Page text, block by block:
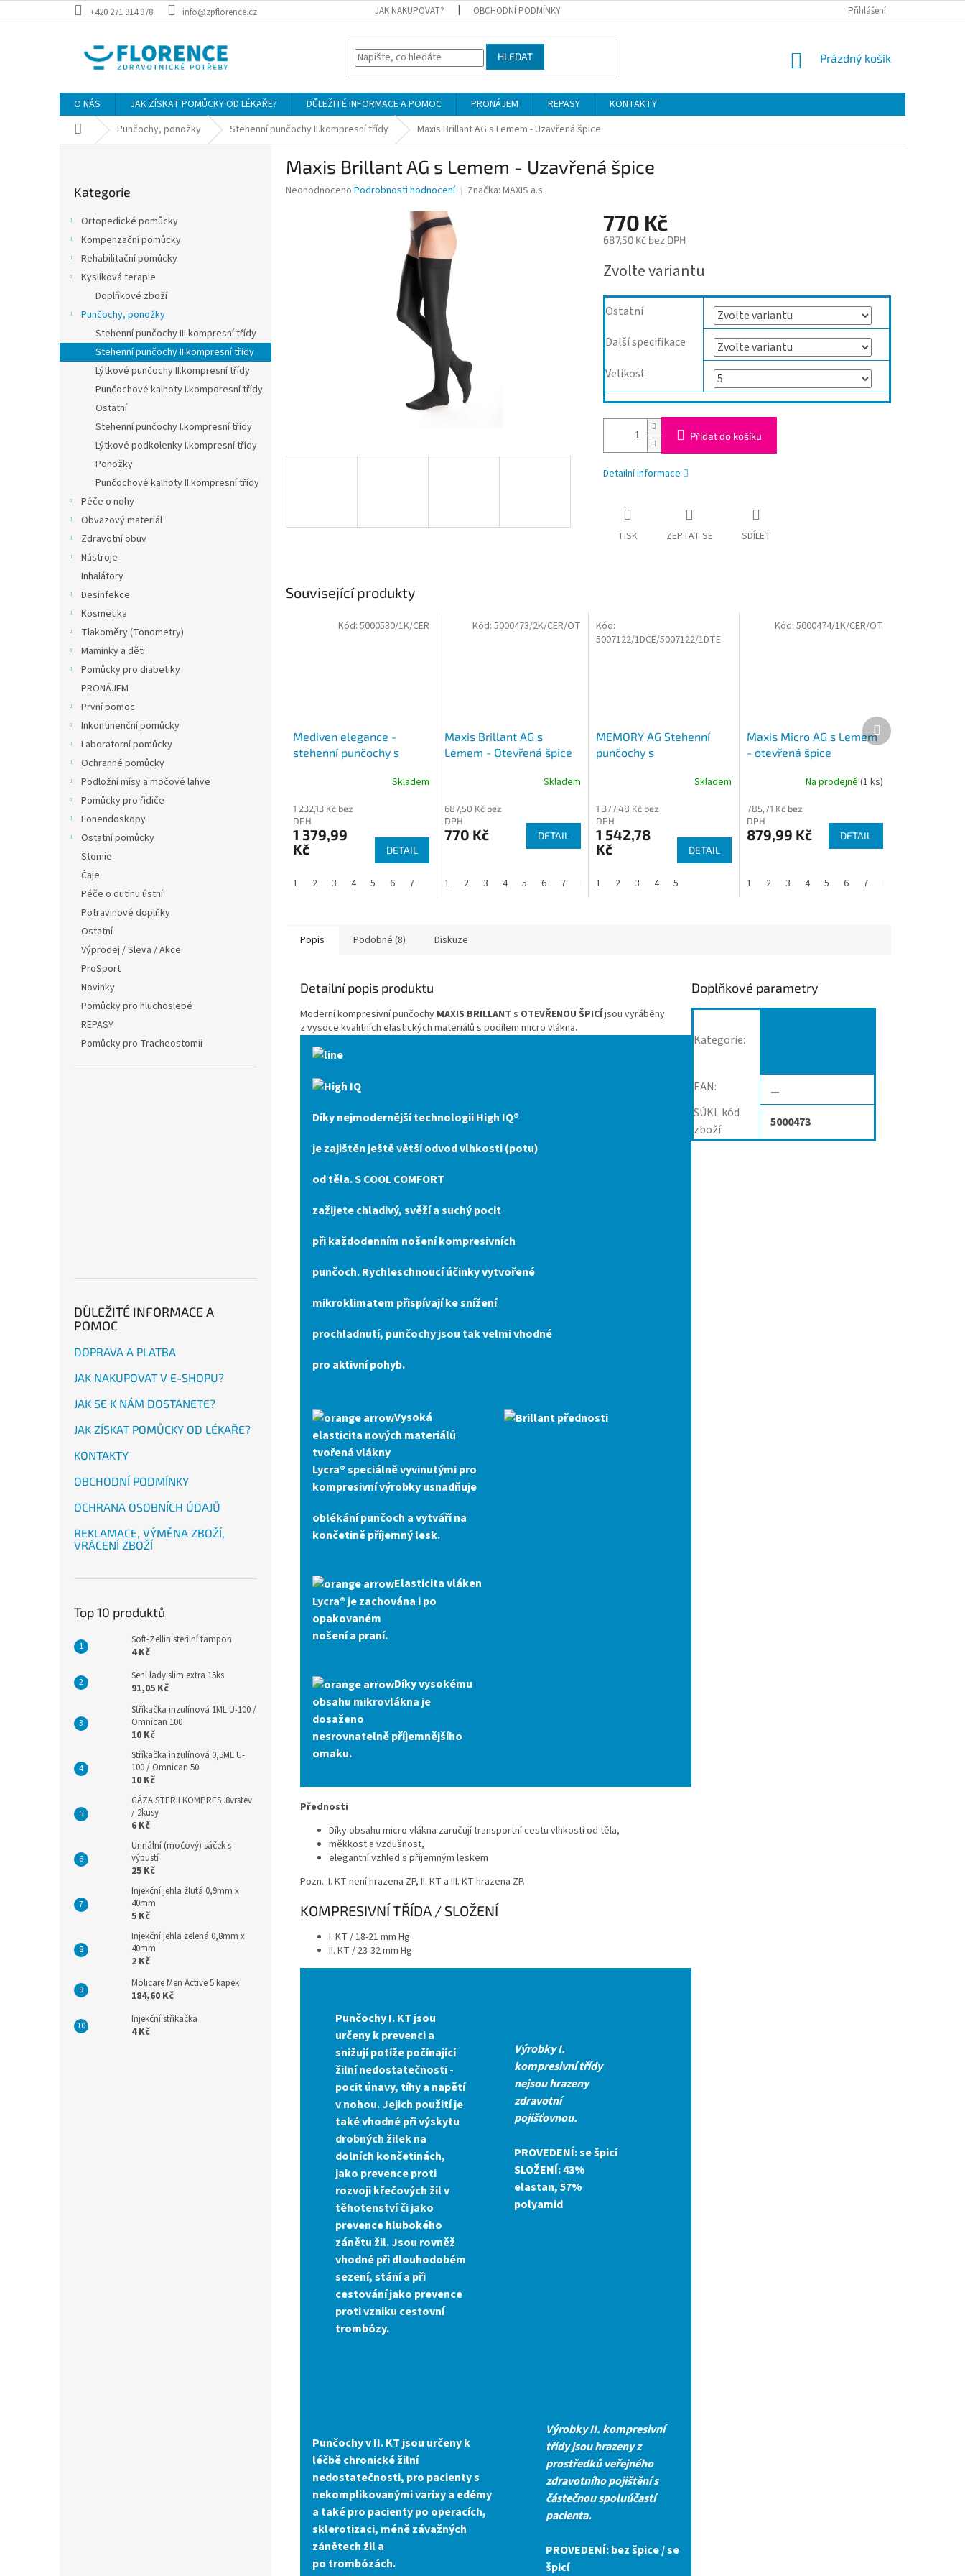
na
+420 271 914 978 info@zpflorence.cz JAK NAKUPOVAT? OBCHODNÍ PODMÍNKY Přihlášení
HLEDAT
NÁKUPNÍ
Prázdný košík
O NÁS JAK ZÍSKAT POMŮCKY OD LÉKAŘE? DŮLEŽITÉ INFORMACE A POMOC PRONÁJEM REPASY
KONTAKTY
Domů Punčochy, ponožky Stehenní punčochy II.kompresní třídy Maxis Brillant AG s Lemem - Uzavřená špice
e
l
kategorie
Kategorie
Ortopedické pomůcky
Kompenzační pomůcky
Rehabilitační pomůcky
Kyslíková terapie
Doplňkové zboží
Punčochy, ponožky
Stehenní punčochy III.kompresní třídy
Stehenní punčochy II.kompresní třídy
Lýtkové punčochy II.kompresní třídy
Punčochové kalhoty I.komporesní třídy
Ostatní
Stehenní punčochy I.kompresní třídy
Lýtkové podkolenky I.kompresní třídy
Ponožky
Punčochové kalhoty II.kompresní třídy
Péče o nohy
Obvazový materiál
Zdravotní obuv
Nástroje
Inhalátory
Desinfekce
Kosmetika
Tlakoměry (Tonometry)
Maminky a děti
Pomůcky pro diabetiky
PRONÁJEM
První pomoc
Inkontinenční pomůcky
Laboratorní pomůcky
Ochranné pomůcky
Podložní mísy a močové lahve
Pomůcky pro řidiče
Fonendoskopy
Ostatní pomůcky
Stomie
Čaje
Péče o dutinu ústní
Potravinové doplňky
Ostatní
Výprodej / Sleva / Akce
ProSport
Novinky
Pomůcky pro hluchoslepé
REPASY
Pomůcky pro Tracheostomii
DŮLEŽITÉ INFORMACE A
POMOC
DOPRAVA A PLATBA
JAK NAKUPOVAT V E-SHOPU?
JAK SE K NÁM DOSTANETE?
JAK ZÍSKAT POMŮCKY OD LÉKAŘE?
KONTAKTY
OBCHODNÍ PODMÍNKY
OCHRANA OSOBNÍCH ÚDAJŮ
REKLAMACE, VÝMĚNA ZBOŽÍ,
VRÁCENÍ ZBOŽÍ
Top 10 produktů
Soft-Zellin sterilní tampon
4 Kč
Seni lady slim extra 15ks
91,05 Kč
Stříkačka inzulínová 1ML U-100 /
Omnican 100
10 Kč
Stříkačka inzulínová 0,5ML U-
100 / Omnican 50
10 Kč
GÁZA STERILKOMPRES .8vrstev
/ 2kusy
6 Kč
Urinální (močový) sáček s
výpustí
25 Kč
Injekční jehla žlutá 0,9mm x
40mm
5 Kč
Injekční jehla zelená 0,8mm x
40mm
2 Kč
Molicare Men Active 5 kapek
184,60 Kč
Injekční stříkačka
4 Kč
Maxis Brillant AG s Lemem - Uzavřená špice
Průměrné
Neohodnoceno Podrobnosti hodnocení Značka: MAXIS a.s.
770 Kč
687,50 Kč bez DPH
cena:
Zvolte variantu
Ostatní
Další specifikace
Velikost
Přidat do košíku
Detailní informace
TISK ZEPTAT SE SDÍLET
Související produkty
Mediven elegance -
stehenní punčochy s
Skladem
1 232,13 Kč bez
DPH
1 379,99
Kč
DETAIL
1 2 3 4 5 6 7
Kód: 5000530/1K/CER
Maxis Brillant AG s
Lemem - Otevřená špice
Skladem
687,50 Kč bez
DPH
770 Kč DETAIL
1 2 3 4 5 6 7 8
Kód: 5000473/2K/CER/OT
MEMORY AG Stehenní
punčochy s
Skladem
1 377,48 Kč bez
DPH
1 542,78
Kč
DETAIL
1 2 3 4 5
Kód:
5007122/1DCE/5007122/1DTE
Maxis Micro AG s Lemem
- otevřená špice
Na prodejně (1 ks)
785,71 Kč bez
DPH
879,99 Kč DETAIL
1 2 3 4 5 6 7 8
Kód: 5000474/1K/CER/OT
Další
produkt
Popis Podobné (8) Diskuze
Detailní popis produktu
Moderní kompresivní punčochy MAXIS BRILLANT s OTEVŘENOU ŠPICÍjsou vyráběny
z vysoce kvalitních elastických materiálů s podílem micro vlákna.
Díky nejmodernější technologiiHigh IQ®
je zajištěn ještě větší odvod vlhkosti (potu)
od těla. SCOOL COMFORT
zažijete chladivý, svěží a suchý pocit
při každodenním nošení kompresivních
punčoch. Rychleschnoucí účinky vytvořené
mikroklimatem přispívají ke snížení
prochladnutí, punčochy jsou tak velmi vhodné
pro aktivní pohyb.
Vysoká
elasticita nových materiálů
tvořená vlákny
Lycra® speciálně vyvinutými pro
kompresivní výrobky usnadňuje
oblékání punčoch a vytváří na
končetiněpříjemný lesk.
Elasticitavláken
Lycra® je zachována i po
opakovaném
nošení a praní.
Díky vysokému
obsahu mikrovlákna je
dosaženo
nesrovnatelně příjemnějšího
omaku.
Přednosti
Díky obsahu micro vlákna zaručují transportní cestu vlhkosti od těla,
měkkost a vzdušnost,
elegantní vzhled s příjemným leskem
Pozn.: I. KT není hrazena ZP, II. KT a III. KT hrazena ZP.
KOMPRESIVNÍ TŘÍDA / SLOŽENÍ
I. KT / 18-21 mm Hg
II. KT / 23-32 mm Hg
Punčochy I. KT jsou
určeny k prevenci a
snižují potíže počínající
žilní nedostatečnosti -
pocit únavy, tíhy a napětí
v nohou. Jejich použití je
také vhodné při výskytu
drobných žilek na
dolních končetinách,
jako prevence proti
rozvoji křečových žil v
těhotenství či jako
prevence hlubokého
zánětu žil. Jsou rovněž
vhodné při dlouhodobém
sezení, stání a při
cestování jako prevence
proti vzniku cestovní
trombózy.
Výrobky I.
kompresivní třídy
nejsou hrazeny
zdravotní
pojišťovnou.
PROVEDENÍ:se špicí
SLOŽENÍ:43%
elastan, 57%
polyamid
Punčochy v II. KT jsou určeny k
léčbě chronické žilní
nedostatečnosti, pro pacienty s
nekomplikovanými varixy a edémy
a také pro pacienty po operacích,
sklerotizaci, méně závažných
zánětech žil a
po trombózách.
Výrobky II. kompresivní
třídy jsou hrazeny z
prostředků veřejného
zdravotního pojištění s
částečnou spoluúčastí
pacienta.
PROVEDENÍ:bez špice / se
špicí
Doplňkové parametry
Kategorie:
EAN:
—
SÚKL kód
zboží: 5000473